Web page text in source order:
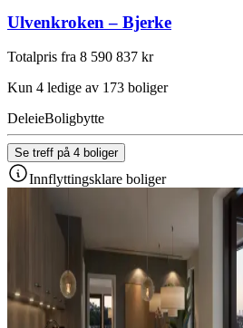
Ulvenkroken – Bjerke
Totalpris fra 8 590 837 kr
Kun 4 ledige av 173 boliger
DeleieBoligbytte
Se treff på 4 boliger
Innflyttingsklare boliger